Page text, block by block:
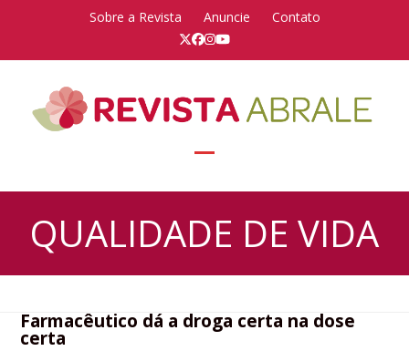
Sobre a Revista Anuncie
Contato
Twitter
Facebook
Instagram
YouTube
menu
menu
QUALIDADE DE VIDA
Farmacêutico dá a droga certa na dose
certa